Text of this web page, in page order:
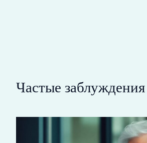
Частые